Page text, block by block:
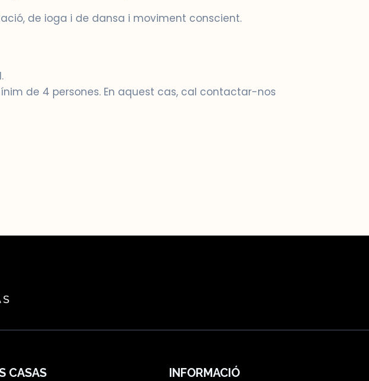
de ioga i de dansa i moviment conscient.
de 4 persones. En aquest cas, cal contactar-nos
CASAS INFORMACIÓ